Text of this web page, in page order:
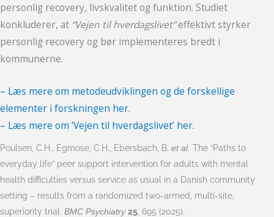
personlig recovery, livskvalitet og funktion. Studiet
konkluderer, at “Vejen til hverdagslivet”effektivt styrker
personlig recovery og bør implementeres bredt i
kommunerne.
– Læs mere om metodeudviklingen og de forskellige
elementer i forskningen her.
– Læs mere om ‘Vejen til hverdagslivet’ her.
Poulsen, C.H., Egmose, C.H., Ebersbach, B. et al. The “Paths to
everyday life” peer support intervention for adults with mental
health difficulties versus service as usual in a Danish community
setting – results from a randomized two-armed, multi-site,
superiority trial. BMC Psychiatry 25 , 695 (2025).